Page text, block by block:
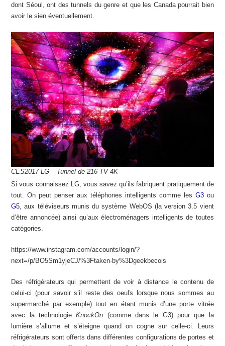
dont Séoul, ont des tunnels du genre et que les Canada pourrait bien
avoir le sien éventuellement.
CES2017 LG – Tunnel de 216 TV 4K
Si vous connaissez LG, vous savez qu’ils fabriquent pratiquement de
tout. On peut penser aux téléphones intelligents comme les G3ou
G5, aux téléviseurs munis du système WebOS (la version 3.5 vient
d’être annoncée) ainsi qu’aux électroménagers intelligents de toutes
catégories.
https://www.instagram.com/accounts/login/?
next=/p/BO5Sm1yjeCJ/%3Ftaken-by%3Dgeekbecois
Des réfrigérateurs qui permettent de voir à distance le contenu de
celui-ci (pour savoir s’il reste des oeufs lorsque nous sommes au
supermarché par exemple) tout en étant munis d’une porte vitrée
avec la technologieKnockOn (comme dans le G3) pour que la
lumière s’allume et s’éteigne quand on cogne sur celle-ci. Leurs
réfrigérateurs sont offerts dans différentes configurations de portes et